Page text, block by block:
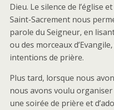
Dieu. Le silence de l’église
Saint-Sacrement nous
parole du Seigneur, en
ou des morceaux
intentions de prière.
Plus tard, lorsque nous
nous avons voulu
une soirée de prière et